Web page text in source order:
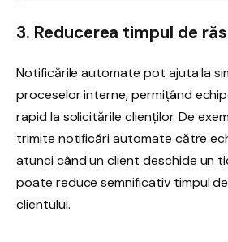
3. Reducerea timpul de
Notificările automate pot ajuta la
proceselor interne, permițând
rapid la solicitările clienților. De
trimite notificări automate către
atunci când un client deschide un
poate reduce semnificativ timpul
clientului.